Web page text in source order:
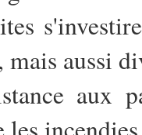
aussi
aux